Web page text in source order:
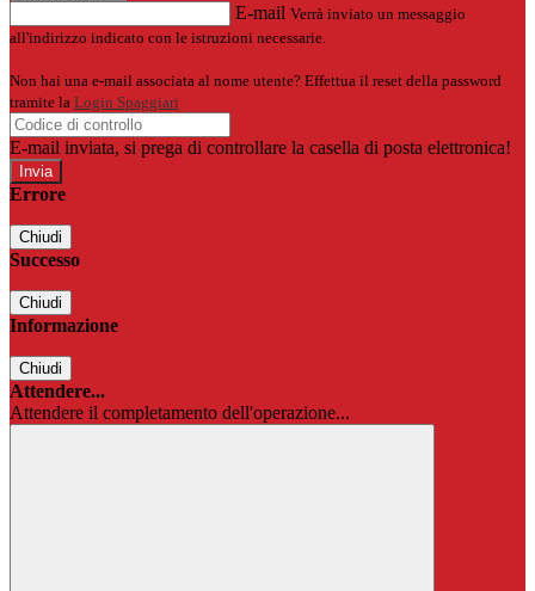
E-mail Verrà inviato un messaggio
all'indirizzo indicato con le istruzioni necessarie.
Non hai una e-mail associata al nome utente? Effettua il reset della password
tramite la Login Spaggiari
E-mail inviata, si prega di controllare la casella di posta elettronica!
Errore
Chiudi
Successo
Chiudi
Informazione
Chiudi
Attendere...
Attendere il completamento dell'operazione...